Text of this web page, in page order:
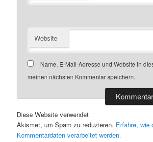
Website
Name, E-Mail-Adresse und Website in
meinen nächsten Kommentar speichern.
Diese Website verwendet
Akismet, um Spam zu reduzieren. Erfahre, wie
Kommentardaten verarbeitet werden.